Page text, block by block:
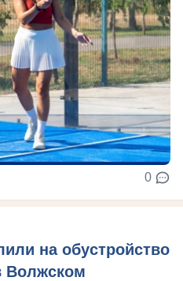
0
на обустройство
Волжском